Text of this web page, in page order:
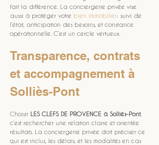
fait la différence. La conciergerie privée vise
aussi à protéger votre bien immobilier: suivi de
l’état, anticipation des besoins, et constance
opérationnelle. C’est un cercle vertueux.
Transparence, contrats
et accompagnement à
Solliès-Pont
Choisir LES CLEFS DE PROVENCE à Solliès-Pont,
c’est rechercher une relation claire et orientée
résultats. La conciergerie privée doit préciser ce
qui est inclus, les délais, et les modalités en cas